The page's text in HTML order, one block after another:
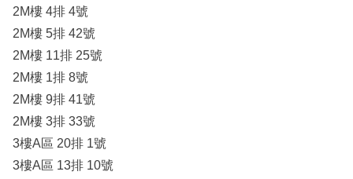
2M樓 4排 4號
2M樓 5排 42號
2M樓 11排 25號
2M樓 1排 8號
2M樓 9排 41號
2M樓 3排 33號
3樓A區 20排 1號
3樓A區 13排 10號